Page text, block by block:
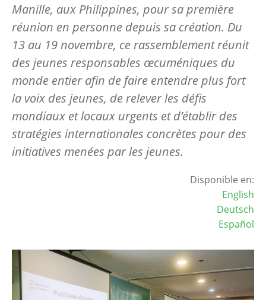
Manille, aux Philippines, pour sa première
réunion en personne depuis sa création. Du
13 au 19 novembre, ce rassemblement réunit
des jeunes responsables œcuméniques du
monde entier afin de faire entendre plus fort
la voix des jeunes, de relever les défis
mondiaux et locaux urgents et d’établir des
stratégies internationales concrètes pour des
initiatives menées par les jeunes.
Disponible en:
English
Deutsch
Español
Image